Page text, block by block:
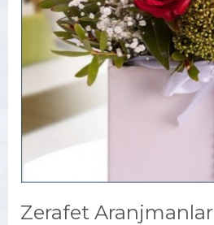
Zerafet Aranjmanlar